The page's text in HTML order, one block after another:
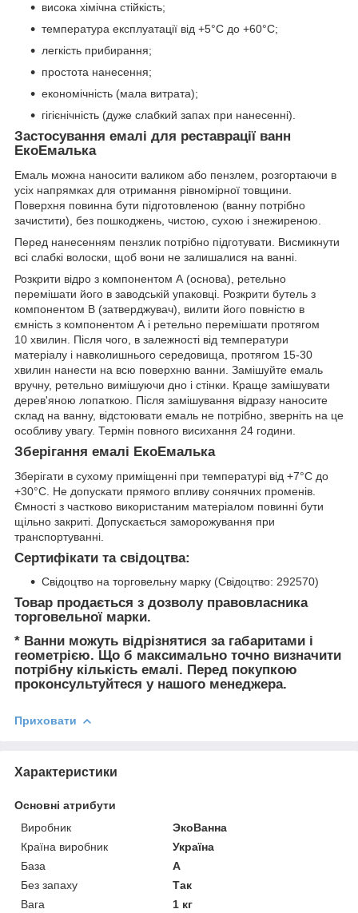
висока хімічна стійкість;
температура експлуатації від +5°С до +60°С;
легкість прибирання;
простота нанесення;
економічність (мала витрата);
гігієнічність (дуже слабкий запах при нанесенні).
Застосування емалі для реставрації ванн
ЕкоЕмалька
Емаль можна наносити валиком або пензлем, розгортаючи в
усіх напрямках для отримання рівномірної товщини.
Поверхня повинна бути підготовленою (ванну потрібно
зачистити), без пошкоджень, чистою, сухою і знежиреною.
Перед нанесенням пензлик потрібно підготувати. Висмикнути
всі слабкі волоски, щоб вони не залишалися на ванні.
Розкрити відро з компонентом А (основа), ретельно
перемішати його в заводській упаковці. Розкрити бутель з
компонентом В (затверджувач), вилити його повністю в
ємність з компонентом А і ретельно перемішати протягом
10 хвилин. Після чого, в залежності від температури
матеріалу і навколишнього середовища, протягом 15-30
хвилин нанести на всю поверхню ванни. Замішуйте емаль
вручну, ретельно вимішуючи дно і стінки. Краще замішувати
дерев'яною лопаткою. Після замішування відразу наносите
склад на ванну, відстоювати емаль не потрібно, зверніть на це
особливу увагу. Термін повного висихання 24 години.
Зберігання емалі ЕкоЕмалька
Зберігати в сухому приміщенні при температурі від +7°С до
+30°С. Не допускати прямого впливу сонячних променів.
Ємності з частково використаним матеріалом повинні бути
щільно закриті. Допускається заморожування при
транспортуванні.
Сертифікати та свідоцтва:
Свідоцтво на торговельну марку (Свідоцтво: 292570)
Товар продається з дозволу правовласника
торговельної марки.
* Ванни можуть відрізнятися за габаритами і
геометрією. Що б максимально точно визначити
потрібну кількість емалі. Перед покупкою
проконсультуйтеся у нашого менеджера.
Приховати
Характеристики
Основні атрибути
Виробник
ЭкоВанна
Країна виробник
Україна
База
А
Без запаху
Так
Вага
1 кг